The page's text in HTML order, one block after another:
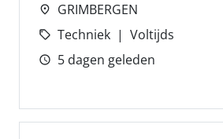
GRIMBERGEN
Techniek
Voltijds
5 dagen geleden